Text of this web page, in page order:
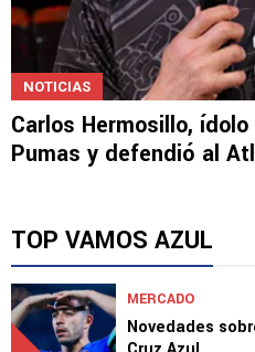
NOTICIAS
Carlos Hermosillo,
Pumas y defendió al
TOP VAMOS AZUL
MERCADO
Novedades